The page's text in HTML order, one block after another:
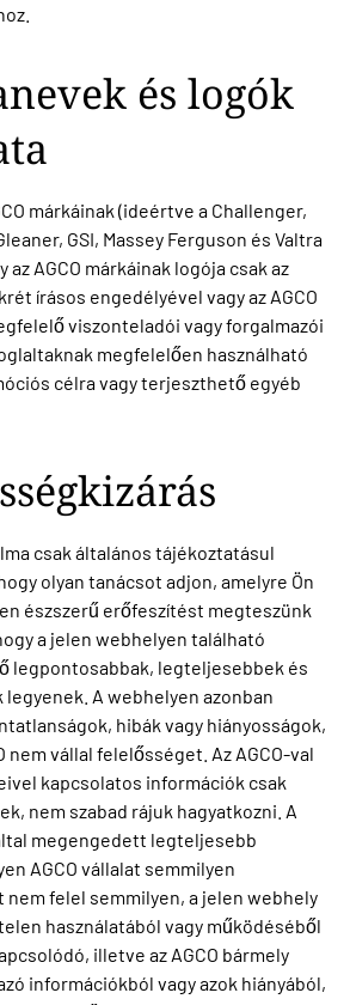
és logók
márkáinak (ideértve a Challenger,
GSI, Massey Ferguson és Valtra
az AGCO márkáinak logója csak az
írásos engedélyével vagy az AGCO
viszonteladói vagy forgalmazói
megfelelően használható
célra vagy terjeszthető egyéb
csak általános tájékoztatásul
olyan tanácsot adjon, amelyre Ön
észszerű erőfeszítést megteszünk
a jelen webhelyen található
legpontosabbak, legteljesebbek és
A webhelyen azonban
hibák vagy hiányosságok,
nem vállal felelősséget. Az AGCO-val
kapcsolatos információk csak
nem szabad rájuk hagyatkozni. A
megengedett legteljesebb
AGCO vállalat semmilyen
felel semmilyen, a jelen webhely
használatából vagy működéséből
illetve az AGCO bármely
információkból vagy azok hiányából,